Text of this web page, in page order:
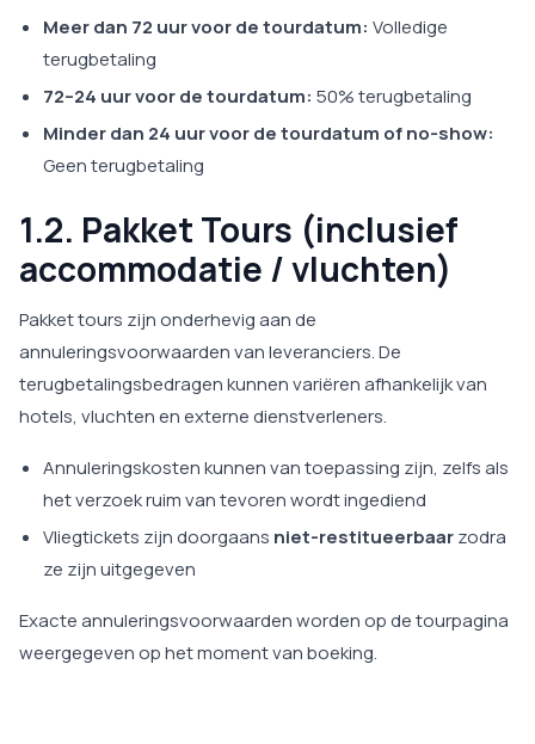
Meer dan 72 uur voor de tourdatum: Volledige
terugbetaling
72–24 uur voor de tourdatum: 50% terugbetaling
Minder dan 24 uur voor de tourdatum of no-show:
Geen terugbetaling
1.2. Pakket Tours (inclusief
accommodatie / vluchten)
Pakket tours zijn onderhevig aan de
annuleringsvoorwaarden van leveranciers. De
terugbetalingsbedragen kunnen variëren afhankelijk van
hotels, vluchten en externe dienstverleners.
Annuleringskosten kunnen van toepassing zijn, zelfs als
het verzoek ruim van tevoren wordt ingediend
Vliegtickets zijn doorgaans niet-restitueerbaarzodra
ze zijn uitgegeven
Exacte annuleringsvoorwaarden worden op de tourpagina
weergegeven op het moment van boeking.